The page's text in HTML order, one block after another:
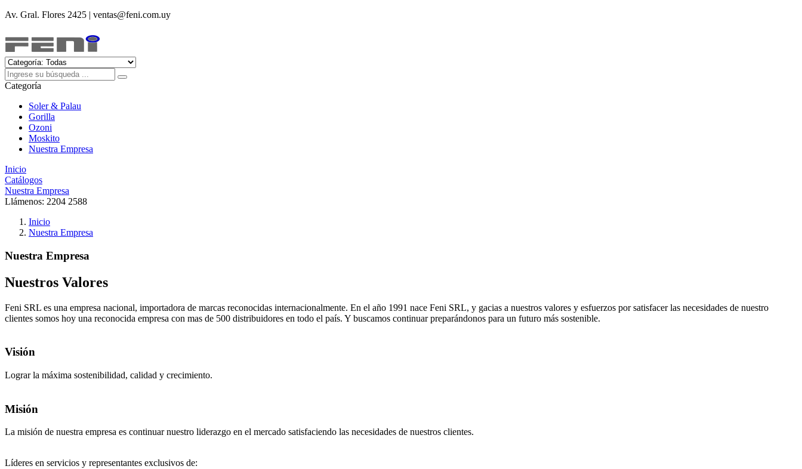
Av. Gral. Flores 2425 | ventas@feni.com.uy
Categoría
Soler & Palau
Gorilla
Ozoni
Moskito
Nuestra Empresa
Inicio
Catálogos
Nuestra Empresa
Llámenos: 2204 2588
Inicio
Nuestra Empresa
Nuestra Empresa
Nuestros Valores
Feni SRL es una empresa nacional, importadora de marcas reconocidas internacionalmente. En el año 1991 nace Feni SRL, y gacias a nuestros valores y esfuerzos por satisfacer las necesidades de nuestro
clientes somos hoy una reconocida empresa con mas de 500 distribuidores en todo el país. Y buscamos continuar preparándonos para un futuro más sostenible.
Visión
Lograr la máxima sostenibilidad, calidad y crecimiento.
Misión
La misión de nuestra empresa es continuar nuestro liderazgo en el mercado satisfaciendo las necesidades de nuestros clientes.
Líderes en servicios y representantes exclusivos de: